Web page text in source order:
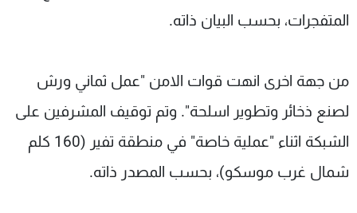
المتفجرات، بحسب البيان ذاته.
من جهة اخرى انهت قوات الامن "عمل ثماني ورش
لصنع ذخائر وتطوير اسلحة". وتم توقيف المشرفين على
الشبكة اثناء "عملية خاصة" في منطقة تفير (160 كلم
شمال غرب موسكو)، بحسب المصدر ذاته.